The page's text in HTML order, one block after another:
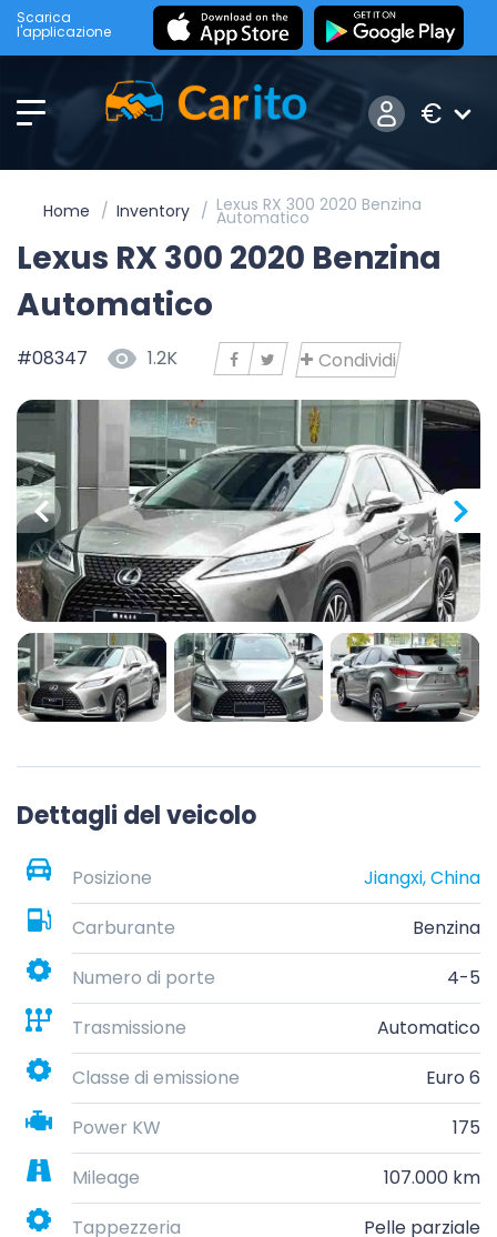
Scarica
l'applicazione
€
Home Inventory Lexus RX 300 2020 Benzina
Automatico
Lexus RX 300 2020 Benzina
Automatico
#08347 1.2K Condividi
Dettagli del veicolo
Posizione
Jiangxi, China
Carburante
Benzina
Numero di porte
4-5
Trasmissione
Automatico
Classe di emissione
Euro 6
Power KW
175
Mileage
107.000 km
Tappezzeria
Pelle parziale